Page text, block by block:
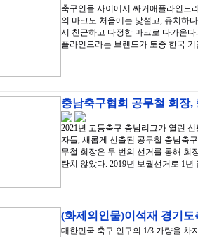
축구인들 사이에서 싸커애플라인드
의 마크도 처음에는 낯설고, 유치하
서 친근하고 다정한 마크로 다가온
플라인드라는 브랜드가 토종 한국
충남축구협회 공무철 회장
2021년 고등축구 충남리그가 열린
자들, 새롭게 선출된 공무철 충남축
무철 회장은 두 번의 선거를 통해 회
탄치 않았다. 2019년 보궐선거로 1
(화제의인물)이석재 경기
대한민국 축구 인구의 1/3 가량을 차